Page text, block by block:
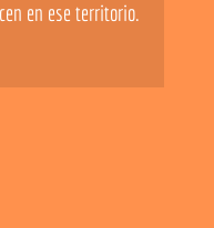
en ese territorio.